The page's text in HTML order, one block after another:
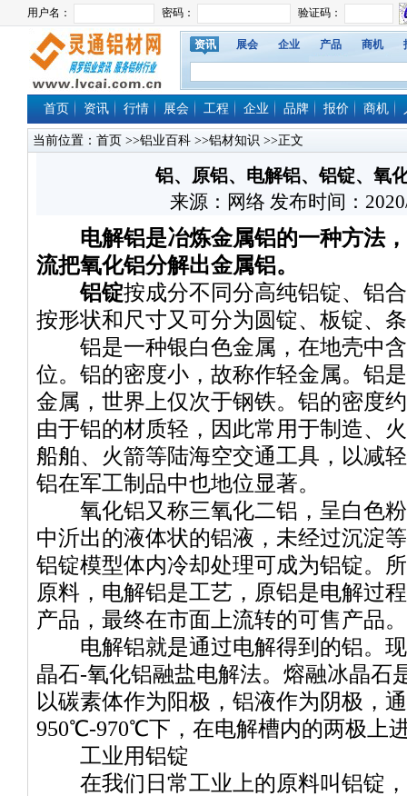
资讯 展会 企业 产品 商机
首页 资讯 行情 展会 工程 企业 品牌 报价 商机
当前位置： 首页 >>铝业百科 >>铝材知识 >>正文
铝、原铝、电解铝、铝锭、氧
来源：网络 发布时间：
电解铝是冶炼金属铝的一种方法
流把氧化铝分解出金属铝。
铝锭按成分不同分高纯铝锭、铝
按形状和尺寸又可分为圆锭、板锭、
铝是一种银白色金属，在地壳中含
位。铝的密度小，故称作轻金属。铝
金属，世界上仅次于钢铁。铝的密度
由于铝的材质轻，因此常用于制造、
船舶、火箭等陆海空交通工具，以减
铝在军工制品中也地位显著。
氧化铝又称三氧化二铝，呈白色粉
中沂出的液体状的铝液，未经过沉淀
铝锭模型体内冷却处理可成为铝锭。
原料，电解铝是工艺，原铝是电解过
产品，最终在市面上流转的可售产品。
电解铝就是通过电解得到的铝。现
晶石-氧化铝融盐电解法。熔融冰晶石
以碳素体作为阳极，铝液作为阴极，
950℃-970℃下，在电解槽内的两极上
工业用铝锭
在我们日常工业上的原料叫铝锭，